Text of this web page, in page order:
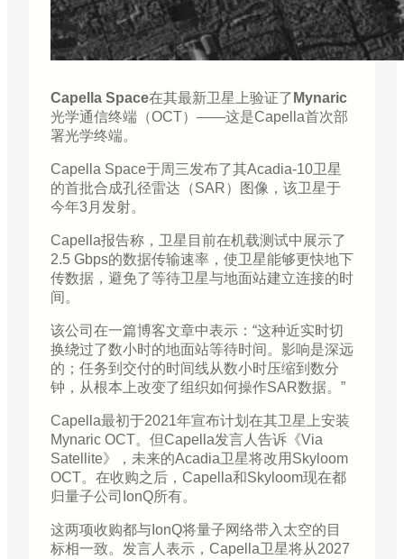
Capella Space在其最新卫星上验证了 Mynaric
光学通信终端（OCT）——这是Capella首次部
署光学终端。
Capella Space于周三发布了其Acadia-10卫星
的首批合成孔径雷达（SAR）图像，该卫星于
今年3月发射。
Capella报告称，卫星目前在机载测试中展示了
2.5 Gbps的数据传输速率，使卫星能够更快地下
传数据，避免了等待卫星与地面站建立连接的时
间。
该公司在一篇博客文章中表示：“这种近实时切
换绕过了数小时的地面站等待时间。影响是深远
的；任务到交付的时间线从数小时压缩到数分
钟，从根本上改变了组织如何操作SAR数据。”
Capella最初于2021年宣布计划在其卫星上安装
Mynaric OCT。但Capella发言人告诉《Via
Satellite》，未来的Acadia卫星将改用Skyloom
OCT。在收购之后，Capella和Skyloom现在都
归量子公司IonQ所有。
这两项收购都与IonQ将量子网络带入太空的目
标相一致。发言人表示，Capella卫星将从2027